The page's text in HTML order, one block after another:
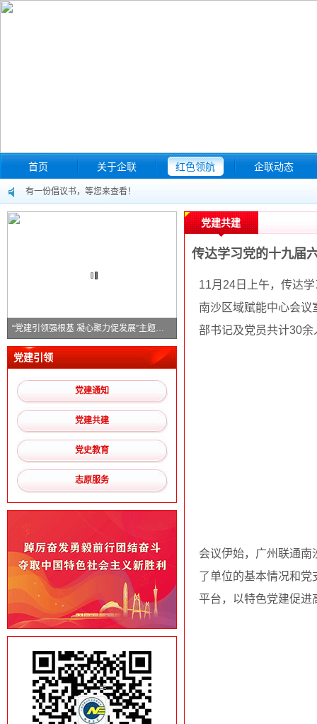
首页 关于企联 红色领航 企联动态
有一份倡议书，等您来查看！
“中小企业法律实务”培训（第十一期）暨企业分享交流会来啦！
【07.05-07.07】2023上海国际快递物流产业博览会来啦！
6月27日！第26届华南国际工业自动化展览会来啦！
南沙开发区商务局关于开展2022年外商投资信息报告（年度报告）检查的通知
关于提供地址托管、地址变更等便捷服务的通知
“我为羊城添绿”社会募捐活动倡议书
党建共建
传达学习党的十九届
11月24日上午，传达
南沙区域赋能中心会议
部书记及党员共计30
会议伊始，广州联通
了单位的基本情况和党
平台，以特色党建促进
“党建引领强根基 凝心聚力促发展”主题党日活动
党建引领
党建通知
党建共建
党史教育
志原服务